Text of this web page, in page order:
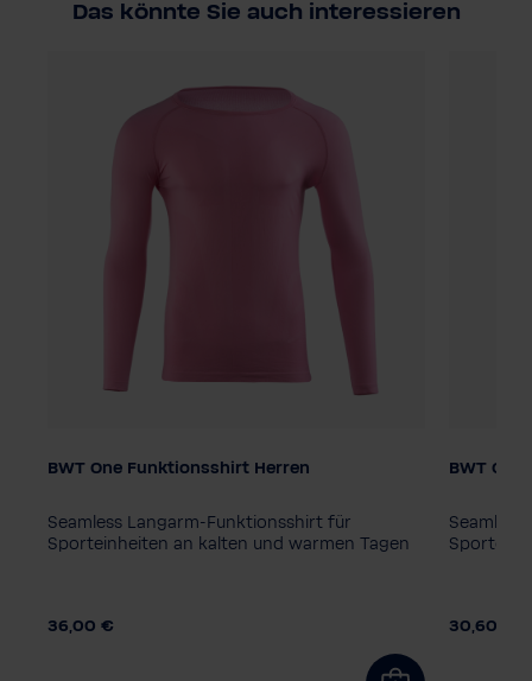
Das könnte Sie auch interessieren
Farbe
BWT One Funktionsshirt Herren
Seamless Langarm-Funktionsshirt für
Sporteinheiten an kalten und warmen Tagen
36,00 €
Farbe
BWT
30,60 €